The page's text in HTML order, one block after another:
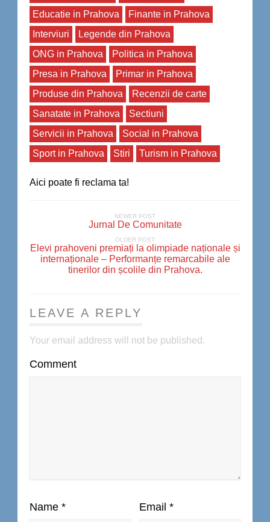
Educatie in Prahova
Finante in Prahova
Interviuri
Legende din Prahova
ONG in Prahova
Politica in Prahova
Presa in Prahova
Primar in Prahova
Produse din Prahova
Recenzii de carte
Sanatate in Prahova
Sectiuni
Servicii in Prahova
Social in Prahova
Sport in Prahova
Stiri Turism in Prahova
Aici poate fi reclama ta!
NEWER POST
Jurnal De Comunitate
OLDER POST
Elevi prahoveni premiați la olimpiade naționale și
internaționale – Performanțe remarcabile ale
tinerilor din școlile din Prahova.
LEAVE A REPLY
Your email address will not be published.
Comment
Name * Email *